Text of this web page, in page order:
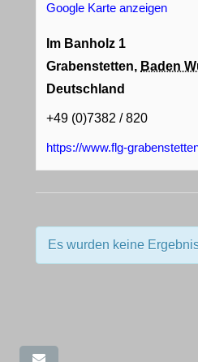
Google Karte anzeigen
Im Banholz 1
Grabenstetten, Baden
Deutschland
+49 (0)7382 / 820
https://www.flg-
Es wurden keine